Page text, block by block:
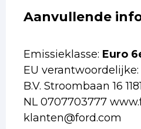
Aanvullende
Emissieklasse: Euro
EU
B.V. Stroombaan 16
NL 0707703777
klanten@ford.com